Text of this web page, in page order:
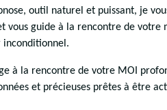
outil naturel et puissant, je
vous guide à la rencontre de
inconditionnel.
à la rencontre de votre MOI
et précieuses prêtes à être